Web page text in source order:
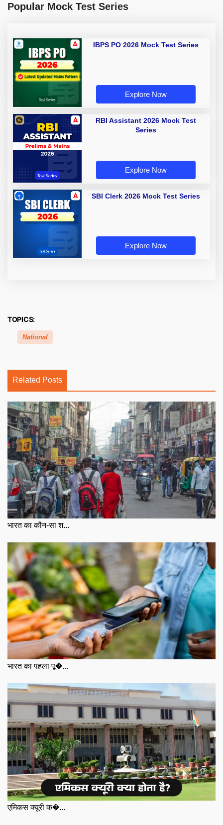
Popular Mock Test Series
IBPS PO 2026 Mock Test Series
Explore Now
RBI Assistant 2026 Mock Test
Series
Explore Now
SBI Clerk 2026 Mock Test Series
Explore Now
TOPICS:
National
Related Posts
भारत का कौन-सा श...
भारत का पहला पू�...
एमिकस क्यूरी क�...